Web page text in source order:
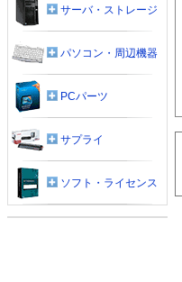
サーバ・ストレージ
パソコン・周辺機器
PCパーツ
サプライ
ソフト・ライセンス